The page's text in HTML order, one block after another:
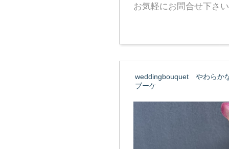
お気軽にお問合せ下さ
weddingbouquet やわらか
ブーケ